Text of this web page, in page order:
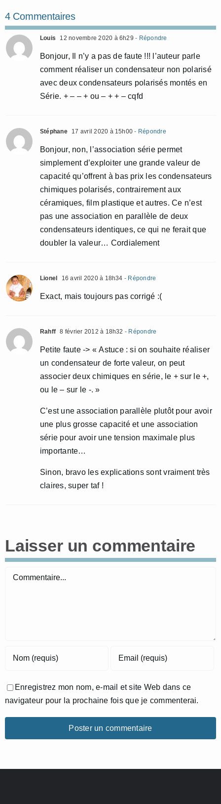
4 Commentaires
Louis 12 novembre 2020 à 6h29 - Répondre
Bonjour, Il n’y a pas de faute !!! l’auteur parle
comment réaliser un condensateur non polarisé
avec deux condensateurs polarisés montés en
Série. + – – + ou – + + – cqfd
Stéphane 17 avril 2020 à 15h00 - Répondre
Bonjour, non, l’association série permet
simplement d’exploiter une grande valeur de
capacité qu’offrent à bas prix les condensateurs
chimiques polarisés, contrairement aux
céramiques, film plastique et autres. Ce n’est
pas une association en parallèle de deux
condensateurs identiques, ce qui ne ferait que
doubler la valeur… Cordialement
Lionel 16 avril 2020 à 18h34 - Répondre
Exact, mais toujours pas corrigé :(
Rahff 8 février 2012 à 18h32 - Répondre
Petite faute -> « Astuce : si on souhaite réaliser
un condensateur de forte valeur, on peut
associer deux chimiques en série, le + sur le +,
ou le – sur le -. »
C’est une association parallèle plutôt pour avoir
une plus grosse capacité et une association
série pour avoir une tension maximale plus
importante…
Sinon, bravo les explications sont vraiment très
claires, super taf !
Laisser un commentaire
Commentaire
Enregistrez mon nom, e-mail et site Web dans ce
navigateur pour la prochaine fois que je commenterai.